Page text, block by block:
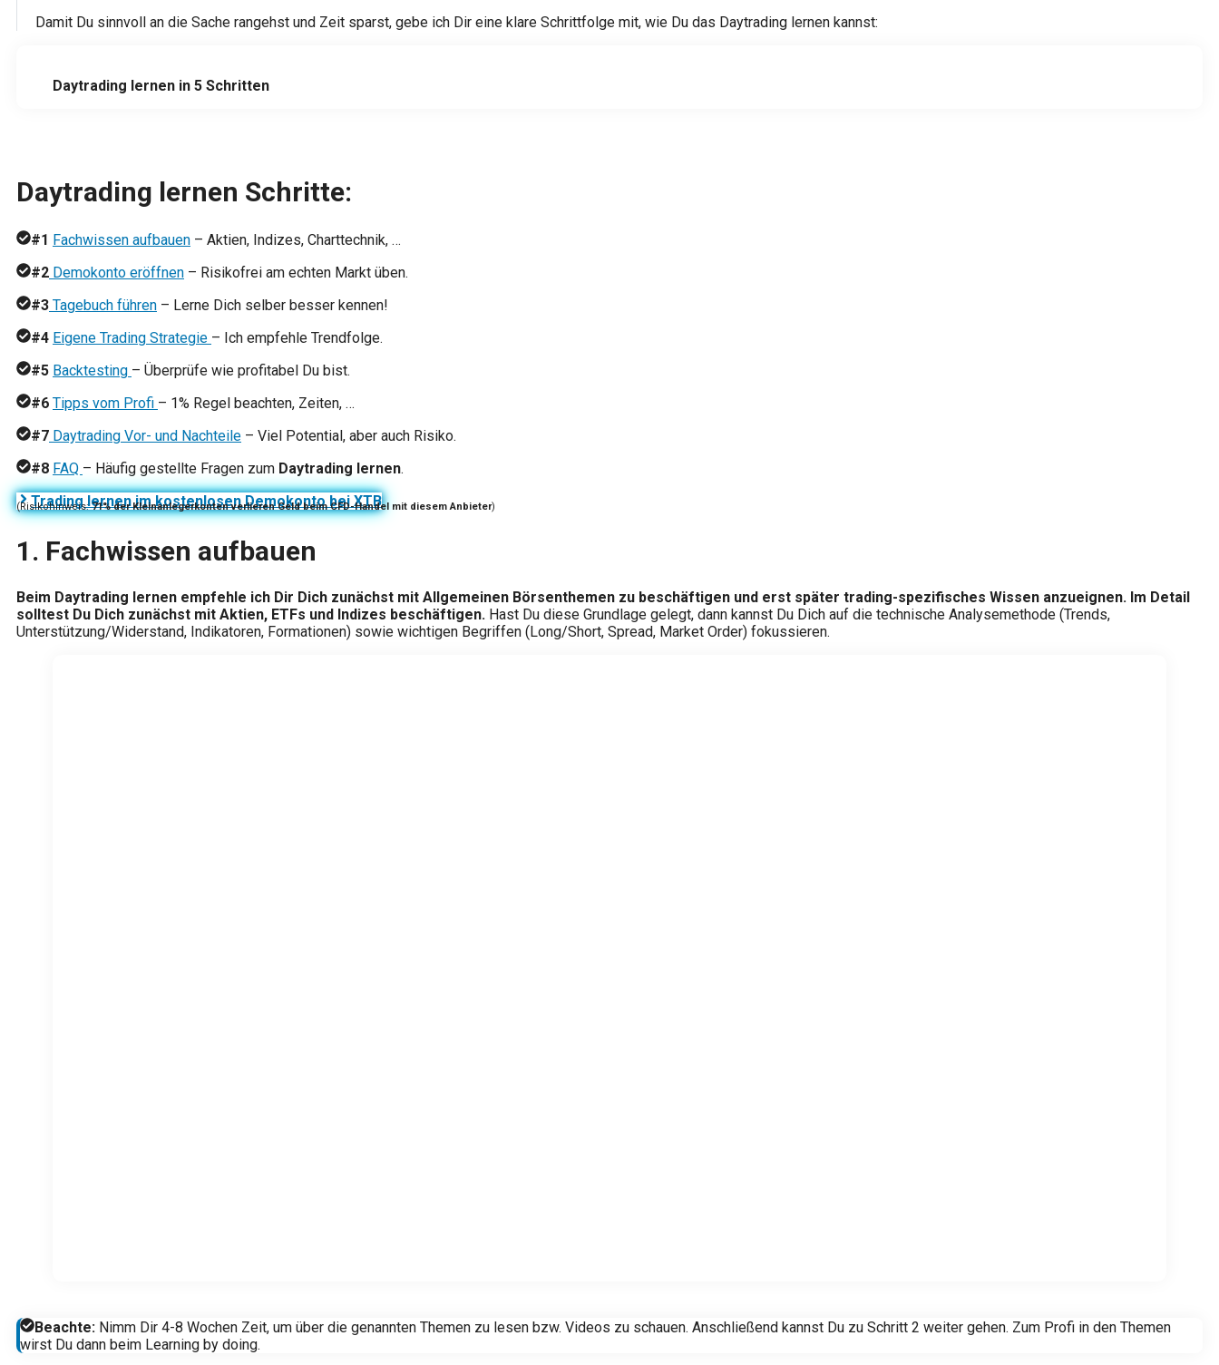
Damit Du sinnvoll an die Sache rangehst und Zeit sparst, gebe ich Dir eine klare Schrittfolge mit, wie Du das Daytrading lernen kannst:
Daytrading lernen in 5 Schritten
Daytrading lernen Schritte:
#1 Fachwissen aufbauen – Aktien, Indizes, Charttechnik, …
#2 Demokonto eröffnen – Risikofrei am echten Markt üben.
#3 Tagebuch führen – Lerne Dich selber besser kennen!
#4 Eigene Trading Strategie – Ich empfehle Trendfolge.
#5 Backtesting – Überprüfe wie profitabel Du bist.
#6 Tipps vom Profi – 1% Regel beachten, Zeiten, …
#7 Daytrading Vor- und Nachteile – Viel Potential, aber auch Risiko.
#8 FAQ – Häufig gestellte Fragen zum Daytrading lernen.
Trading lernen im kostenlosen Demokonto bei XTB
(Risikohinweis:71% der Kleinanlegerkonten verlieren Geld beim CFD-Handel mit diesem Anbieter)
1. Fachwissen aufbauen
Beim Daytrading lernen empfehle ich Dir Dich zunächst mit Allgemeinen Börsenthemen zu beschäftigen und erst später trading-spezifisches Wissen anzueignen. Im Detail
solltest Du Dich zunächst mit Aktien, ETFs und Indizes beschäftigen. Hast Du diese Grundlage gelegt, dann kannst Du Dich auf die technische Analysemethode (Trends,
Unterstützung/Widerstand, Indikatoren, Formationen) sowie wichtigen Begriffen (Long/Short, Spread, Market Order) fokussieren.
Beachte: Nimm Dir 4-8 Wochen Zeit, um über die genannten Themen zu lesen bzw. Videos zu schauen. Anschließend kannst Du zu Schritt 2 weiter gehen. Zum Profi in den Themen
wirst Du dann beim Learning by doing.